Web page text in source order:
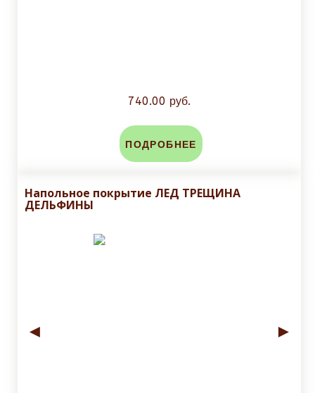
740.00 руб.
ПОДРОБНЕЕ
Напольное покрытие ЛЕД ТРЕЩИНА
ДЕЛЬФИНЫ
◄ ►